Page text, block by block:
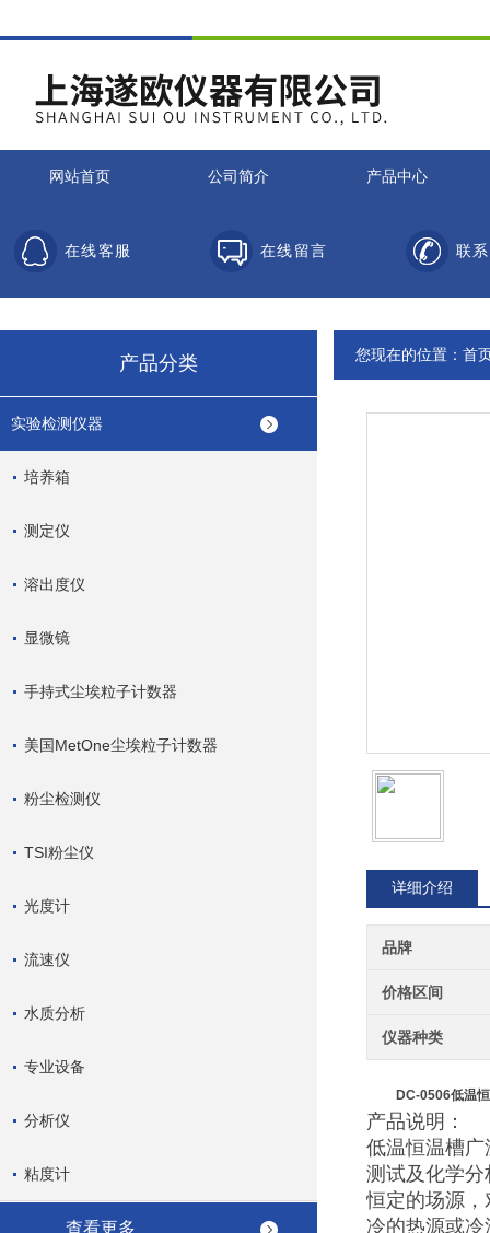
网站首页 公司简介 产品中心
在线客服 在线留言 联
产品分类
实验检测仪器
培养箱
测定仪
溶出度仪
显微镜
手持式尘埃粒子计数器
美国MetOne尘埃粒子计数器
粉尘检测仪
TSI粉尘仪
光度计
流速仪
水质分析
专业设备
分析仪
粘度计
查看更多
您现在的位置： 首
详细介绍
品牌
价格区间
仪器种类
DC-0506低温
产品说明：
低温恒温槽
测试及化学
恒定的场源
冷的热源或冷